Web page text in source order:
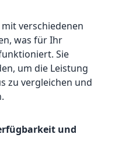
verschiedenen
was für Ihr
Sie
um die Leistung
zu vergleichen und
und